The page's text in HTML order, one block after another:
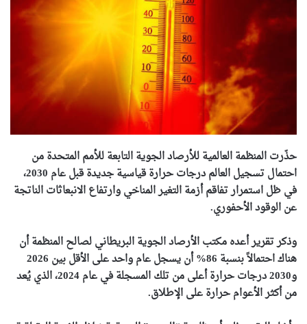
حذّرت المنظمة العالمية للأرصاد الجوية التابعة للأمم المتحدة من
احتمال تسجيل العالم درجات حرارة قياسية جديدة قبل عام 2030،
في ظل استمرار تفاقم أزمة التغير المناخي وارتفاع الانبعاثات الناتجة
عن الوقود الأحفوري.
وذكر تقرير أعده مكتب الأرصاد الجوية البريطاني لصالح المنظمة أن
هناك احتمالاً بنسبة 86% أن يسجل عام واحد على الأقل بين 2026
و2030 درجات حرارة أعلى من تلك المسجلة في عام 2024، الذي يُعد
من أكثر الأعوام حرارة على الإطلاق.